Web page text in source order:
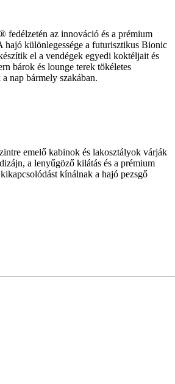
fedélzetén az innováció és a prémium
hajó különlegessége a futurisztikus Bionic
el a vendégek egyedi koktéljait és
bárok és lounge terek tökéletes
nap bármely szakában.
emelő kabinok és lakosztályok várják
a lenyűgöző kilátás és a prémium
kínálnak a hajó pezsgő